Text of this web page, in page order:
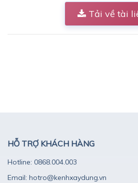
Tải về tài
HỖ TRỢ KHÁCH HÀNG
Hotline: 0868.004.003
Email: hotro@kenhxaydung.vn